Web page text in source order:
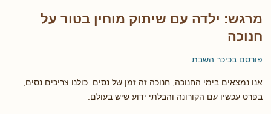
מרגש: ילדה עם שיתוק מוחין בטור על
חנוכה
פורסם בכיכר השבת
אנו נמצאים בימי החנוכה, חנוכה זה זמן של נסים. כולנו צריכים נסים,
בפרט עכשיו עם הקורונה והבלתי ידוע שיש בעולם.